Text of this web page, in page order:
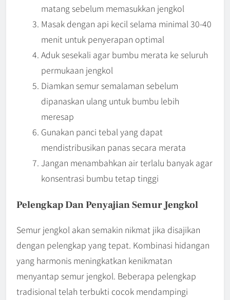
matang sebelum memasukkan jengkol
Masak dengan api kecil selama minimal 30-40
menit untuk penyerapan optimal
Aduk sesekali agar bumbu merata ke seluruh
permukaan jengkol
Diamkan semur semalaman sebelum
dipanaskan ulang untuk bumbu lebih
meresap
Gunakan panci tebal yang dapat
mendistribusikan panas secara merata
Jangan menambahkan air terlalu banyak agar
konsentrasi bumbu tetap tinggi
Pelengkap Dan Penyajian Semur Jengkol
Semur jengkol akan semakin nikmat jika disajikan
dengan pelengkap yang tepat. Kombinasi hidangan
yang harmonis meningkatkan kenikmatan
menyantap semur jengkol. Beberapa pelengkap
tradisional telah terbukti cocok mendampingi